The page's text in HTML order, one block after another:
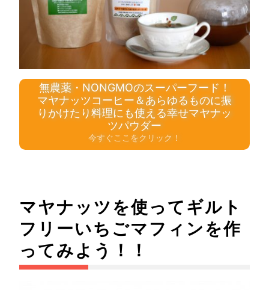
無農薬・NONGMOのスーパーフード！
マヤナッツコーヒー＆あらゆるものに振
りかけたり料理にも使える幸せマヤナッ
ツパウダー
今すぐここをクリック！
マヤナッツを使ってギルト
フリーいちごマフィンを作
ってみよう！！